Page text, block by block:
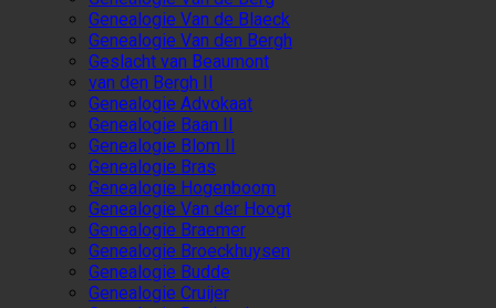
Genealogie Van de Blaeck
Genealogie Van den Bergh
Geslacht van Beaumont
van den Bergh II
Genealogie Advokaat
Genealogie Baan II
Genealogie Blom II
Genealogie Bras
Genealogie Hogenboom
Genealogie Van der Hoogt
Genealogie Braemer
Genealogie Broeckhuysen
Genealogie Budde
Genealogie Cruijer